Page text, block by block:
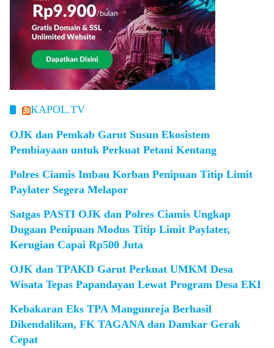
KAPOL.TV
OJK dan Pemkab Garut Susun Ekosistem
Pembiayaan untuk Perkuat Petani Kentang
Polres Ciamis Imbau Korban Penipuan Titip Limit
Paylater Segera Melapor
Satgas PASTI OJK dan Polres Ciamis Ungkap
Dugaan Penipuan Modus Titip Limit Paylater,
Kerugian Capai Rp500 Juta
OJK dan TPAKD Garut Perkuat UMKM Desa
Wisata Tepas Papandayan Lewat Program Desa EKI
Kebakaran Eks TPA Mangunreja Berhasil
Dikendalikan, FK TAGANA dan Damkar Gerak
Cepat